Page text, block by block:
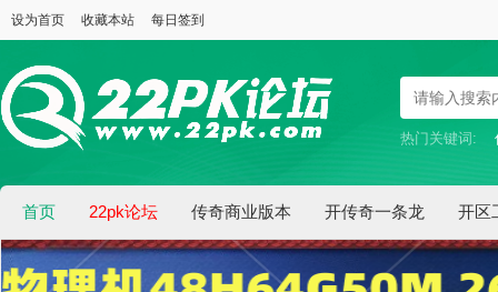
设为首页 收藏本站 每日签到
热门关键词:
首页 22pk论坛 传奇商业版本 开传奇一条龙 开区